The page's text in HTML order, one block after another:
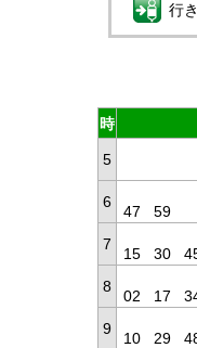
行
時
5
6
47
59
7
15 30
8
02 17
9
10 29